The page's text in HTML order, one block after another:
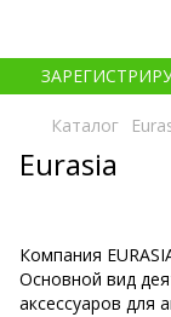
Каталог
Eurasia
Компания
Основной вид
аксессуаров для